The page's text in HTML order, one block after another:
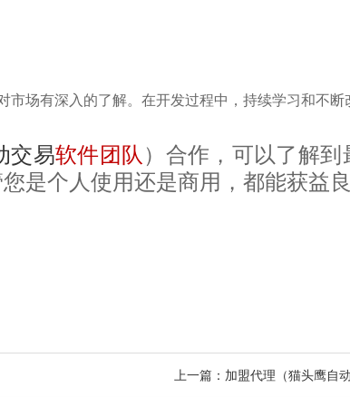
场有深入的了解。在开发过程中，持续学习和不
交易软件团队 ）合作，可以了解
是个人使用还是商用，都能获益良
上一篇：加盟代理（猫头鹰自